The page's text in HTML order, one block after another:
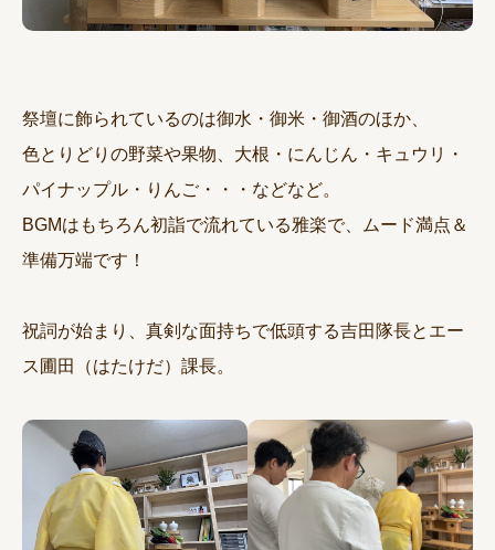
祭壇に飾られているのは御水・御米・御酒のほか、
色とりどりの野菜や果物、大根・にんじん・キュウリ・
パイナップル・りんご・・・などなど。
BGMはもちろん初詣で流れている雅楽で、ムード満点＆
準備万端です！
祝詞が始まり、真剣な面持ちで低頭する吉田隊長とエー
ス圃田（はたけだ）課長。